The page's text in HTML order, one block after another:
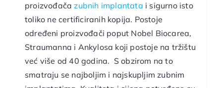
proizvođačazubnih implantata i sigurno isto
toliko ne certificiranih kopija. Postoje
određeni proizvođači poput Nobel Biocarea,
Straumanna i Ankylosa koji postoje na tržištu
već više od 40 godina. S obzirom na to
smatraju se najboljim i najskupljim zubnim